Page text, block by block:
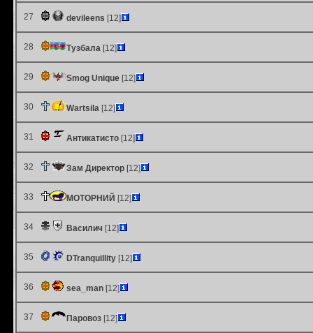
27 devileens [12]
28 Тузбала [12]
29 Smog Unique [12]
30 Wartsila [12]
31 Антикатисто [12]
32 Зам Директор [12]
33 МОТОРНИЙ [12]
34 Василич [12]
35 DTranquillity [12]
36 sea_man [12]
37 Паровоз [12]